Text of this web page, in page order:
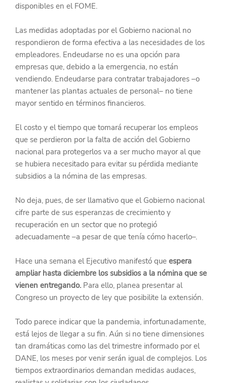
disponibles en el FOME.
Las medidas adoptadas por el Gobierno nacional no
respondieron de forma efectiva a las necesidades de los
empleadores. Endeudarse no es una opción para
empresas que, debido a la emergencia, no están
vendiendo. Endeudarse para contratar trabajadores –o
mantener las plantas actuales de personal– no tiene
mayor sentido en términos financieros.
El costo y el tiempo que tomará recuperar los empleos
que se perdieron por la falta de acción del Gobierno
nacional para protegerlos va a ser mucho mayor al que
se hubiera necesitado para evitar su pérdida mediante
subsidios a la nómina de las empresas.
No deja, pues, de ser llamativo que el Gobierno nacional
cifre parte de sus esperanzas de crecimiento y
recuperación en un sector que no protegió
adecuadamente –a pesar de que tenía cómo hacerlo–.
Hace una semana el Ejecutivo manifestó que espera
ampliar hasta diciembre los subsidios a la nómina que se
vienen entregando. Para ello, planea presentar al
Congreso un proyecto de ley que posibilite la extensión.
Todo parece indicar que la pandemia, infortunadamente,
está lejos de llegar a su fin. Aún si no tiene dimensiones
tan dramáticas como las del trimestre informado por el
DANE, los meses por venir serán igual de complejos. Los
tiempos extraordinarios demandan medidas audaces,